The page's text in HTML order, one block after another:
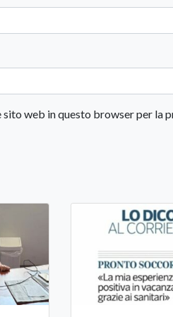
sito web in questo browser per la